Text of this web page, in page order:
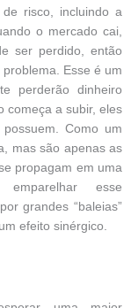
risco, incluindo a
o mercado cai,
ser perdido, então
Esse é um
perderão dinheiro
começa a subir, eles
Como um
mas são apenas as
propagam em uma
esse
grandes “baleias”
efeito sinérgico.